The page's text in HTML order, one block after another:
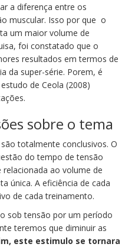
a diferença entre os
muscular. Isso por que o
um maior volume de
foi constatado que o
resultados em termos de
da super-série. Porem, é
de Ceola (2008)
sobre o tema
totalmente conclusivos. O
do tempo de tensão
ao volume de
única. A eficiência de cada
de cada treinamento.
sob tensão por um período
teremos que diminuir as
este estimulo se tornara